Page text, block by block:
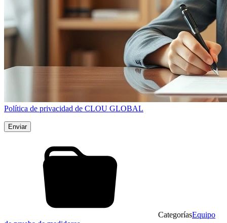
Política de privacidad de CLOU GLOBAL
CategoríasEquipo